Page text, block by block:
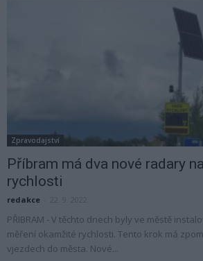
Zpravodajství
Příbram má dva nové radary
rychlosti
redakce
PŘIBRAM - V těchto dnech byly ve městě
měření okamžité rychlosti. Tento krok má
vjezdech do města. Nové...